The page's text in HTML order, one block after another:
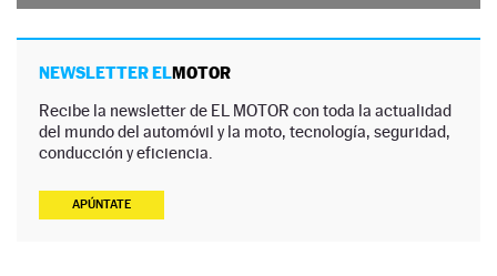
NEWSLETTER ELMOTOR
Recibe la newsletter de EL MOTOR con toda la actualidad
del mundo del automóvil y la moto, tecnología, seguridad,
conducción y eficiencia.
APÚNTATE